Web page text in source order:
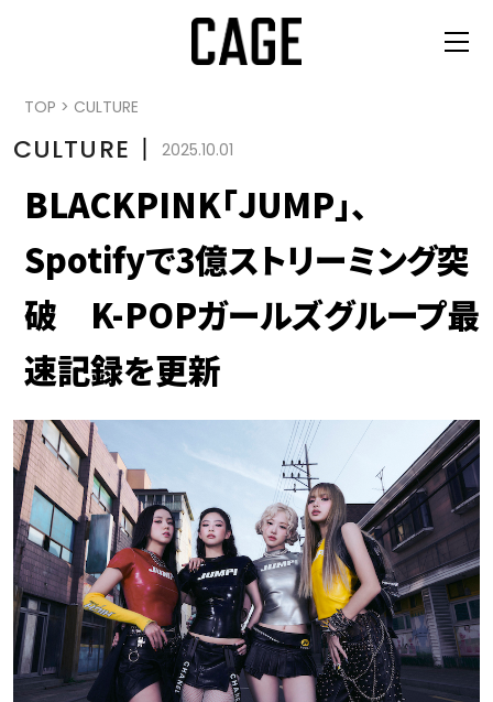
TOP > CULTURE
CULTURE 丨 2025.10.01
BLACKPINK「JUMP」、
Spotifyで3億ストリーミング突
破 K-POPガールズグループ最
速記録を更新